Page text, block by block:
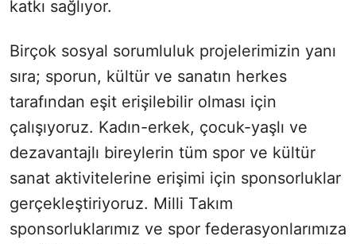
katkı sağlıyor.
Birçok sosyal sorumluluk projelerimizin yanı
sıra; sporun, kültür ve sanatın herkes
tarafından eşit erişilebilir olması için
çalışıyoruz. Kadın-erkek, çocuk-yaşlı ve
dezavantajlı bireylerin tüm spor ve kültür
sanat aktivitelerine erişimi için sponsorluklar
gerçekleştiriyoruz. Milli Takım
sponsorluklarımız ve spor federasyonlarımıza